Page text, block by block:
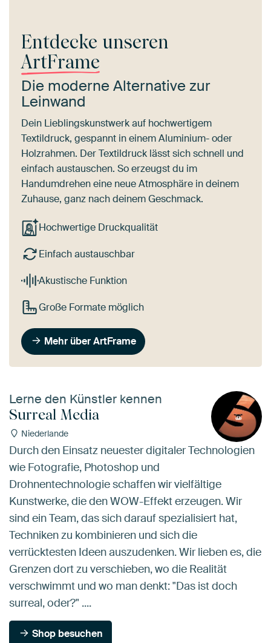
Entdecke unseren
ArtFrame
Die moderne Alternative zur
Leinwand
Dein Lieblingskunstwerk auf hochwertigem
Textildruck, gespannt in einem Aluminium- oder
Holzrahmen. Der Textildruck lässt sich schnell und
einfach austauschen. So erzeugst du im
Handumdrehen eine neue Atmosphäre in deinem
Zuhause, ganz nach deinem Geschmack.
Hochwertige Druckqualität
Einfach austauschbar
Akustische Funktion
Große Formate möglich
Mehr über ArtFrame
Lerne den Künstler kennen
Surreal Media
Niederlande
Durch den Einsatz neuester digitaler Technologien
wie Fotografie, Photoshop und
Drohnentechnologie schaffen wir vielfältige
Kunstwerke, die den WOW-Effekt erzeugen. Wir
sind ein Team, das sich darauf spezialisiert hat,
Techniken zu kombinieren und sich die
verrücktesten Ideen auszudenken. Wir lieben es, die
Grenzen dort zu verschieben, wo die Realität
verschwimmt und wo man denkt: "Das ist doch
surreal, oder?" ....
Shop besuchen